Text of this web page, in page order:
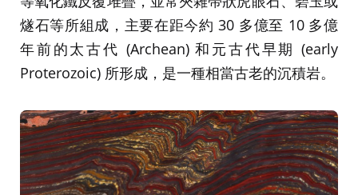
燧石等所組成，主要在距今約 30 多億至 10 多億
年前的太古代 (Archean) 和元古代早期 (early
Proterozoic) 所形成，是一種相當古老的沉積岩。